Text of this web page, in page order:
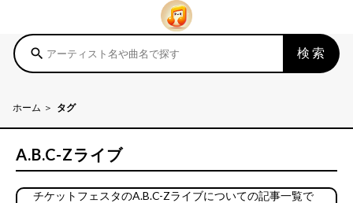
search 検索
ホーム タグ
A.B.C-Zライブ
チケットフェスタのA.B.C-Zライブについての記事一覧で